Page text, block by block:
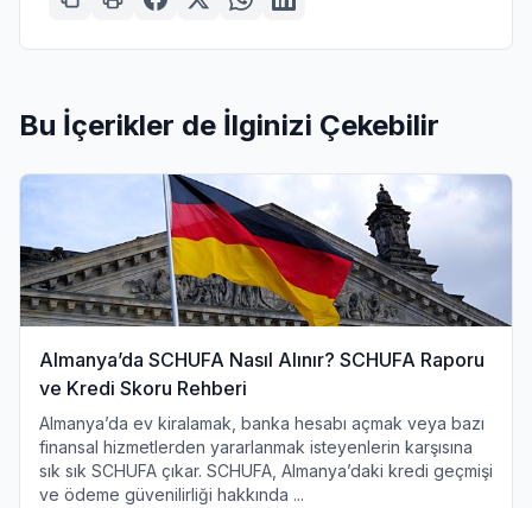
Bu İçerikler de İlginizi Çekebilir
Almanya’da SCHUFA Nasıl Alınır? SCHUFA Raporu
ve Kredi Skoru Rehberi
Almanya’da ev kiralamak, banka hesabı açmak veya bazı
finansal hizmetlerden yararlanmak isteyenlerin karşısına
sık sık SCHUFA çıkar. SCHUFA, Almanya’daki kredi geçmişi
ve ödeme güvenilirliği hakkında ...